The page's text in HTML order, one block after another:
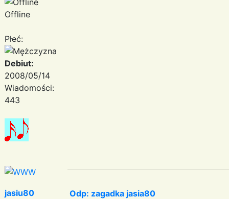
Offline
Płeć:
Debiut:
2008/05/14
Wiadomości:
443
jasiu80
Odp: zagadka jasia80